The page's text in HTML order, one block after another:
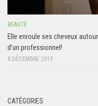
BEAUTÉ
Elle enroule ses cheveux
d’un professionnel!
8 DÉCEMBRE 2015
CATÉGORIES